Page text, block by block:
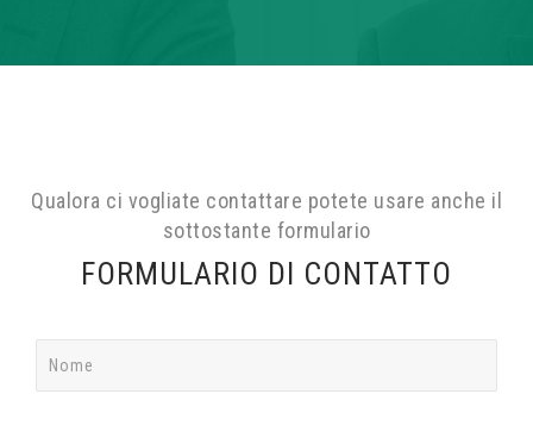
Qualora ci vogliate contattare potete usare anche il
sottostante formulario
FORMULARIO DI CONTATTO